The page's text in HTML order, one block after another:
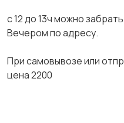
с 12 до 13ч можно
Вечером по адресу.
При самовывозе или
цена 2200